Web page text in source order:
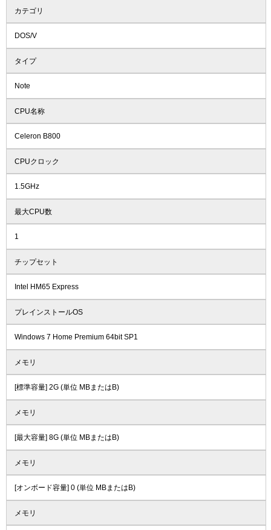
カテゴリ
DOS/V
タイプ
Note
CPU名称
Celeron B800
CPUクロック
1.5GHz
最大CPU数
1
チップセット
Intel HM65 Express
プレインストールOS
Windows 7 Home Premium 64bit SP1
メモリ
[標準容量] 2G (単位 MBまたはB)
メモリ
[最大容量] 8G (単位 MBまたはB)
メモリ
[オンボード容量] 0 (単位 MBまたはB)
メモリ